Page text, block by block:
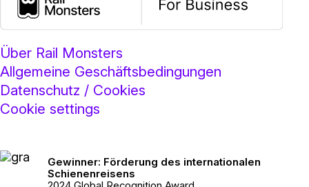
Über Rail Monsters
Allgemeine Geschäftsbedingungen
Datenschutz / Cookies
Cookie settings
Gewinner: Förderung des internationalen
Schienenreisens